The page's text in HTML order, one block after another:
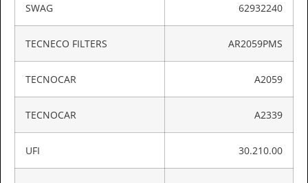
SWAG 62932240
TECNECO FILTERS AR2059PMS
TECNOCAR A2059
TECNOCAR A2339
UFI 30.210.00